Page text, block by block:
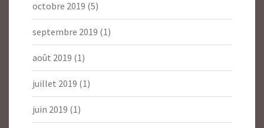
octobre 2019 (5)
septembre 2019 (1)
août 2019 (1)
juillet 2019 (1)
juin 2019 (1)